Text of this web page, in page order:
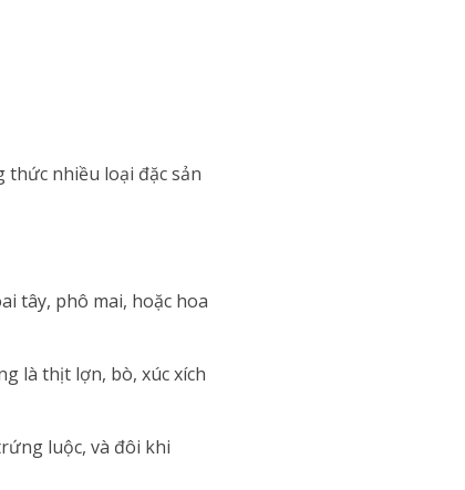
thức nhiều loại đặc sản
tây, phô mai, hoặc hoa
là thịt lợn, bò, xúc xích
luộc, và đôi khi